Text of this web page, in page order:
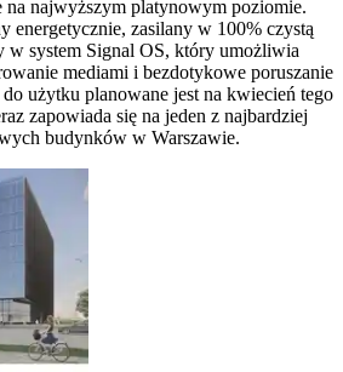
na najwyższym platynowym poziomie.
energetycznie, zasilany w 100% czystą
w system Signal OS, który umożliwia
mediami i bezdotykowe poruszanie
użytku planowane jest na kwiecień tego
zapowiada się na jeden z najbardziej
budynków w Warszawie.